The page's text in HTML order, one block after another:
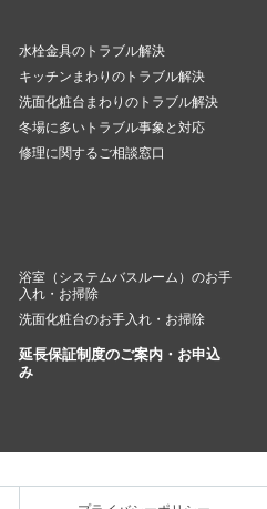
水栓金具のトラブル解決
キッチンまわりのトラブル解決
洗面化粧台まわりのトラブル解決
冬場に多いトラブル事象と対応
修理に関するご相談窓口
浴室（システムバスルーム）のお手
入れ・お掃除
洗面化粧台のお手入れ・お掃除
延長保証制度のご案内・お申込
み